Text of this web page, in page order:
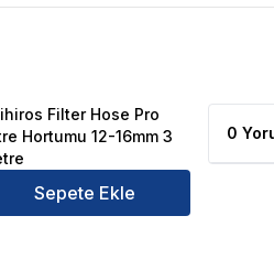
Pro Filtre Hortumu 12-16mm
Filter Hose Pro
Hortumu 12-16mm 3
Sepete Ekle
0